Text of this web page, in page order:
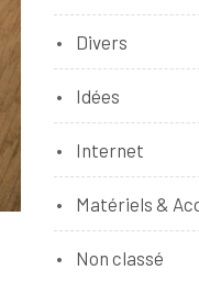
Divers
Idées
Internet
Matériels &
Non classé